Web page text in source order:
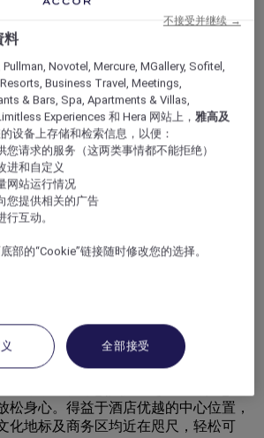
of 5
酒店
场美居酒店，在鲁尔区核心地带，尽享
座令人印象深刻的酒店现代感十足，氛
商务旅客还是休闲游客，皆能宾至如
松身心。得益于酒店优越的中心位置，
化地标及商务区均近在咫尺，轻松可
料
Novotel, Mercure, MGallery, Sofitel,
Business Travel, Meetings,
& Bars, Spa, Apartments & Villas,
Experiences 和 Hera 网站上，雅高及
设备上存储和检索信息，以便：
您请求的服务（这两类事情都不能拒绝）
进和自定义
网站运行情况
您提供相关的广告
互动。
部的“Cookie”链接随时修改您的选择。
全部接受
不接受并继续 →